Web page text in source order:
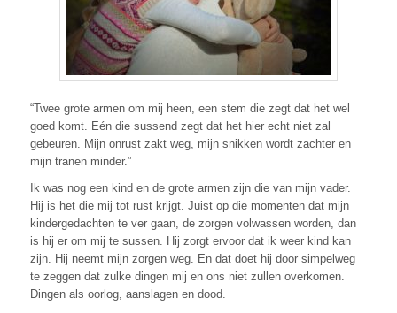
“Twee grote armen om mij heen, een stem die zegt dat het wel
goed komt. Eén die sussend zegt dat het hier echt niet zal
gebeuren. Mijn onrust zakt weg, mijn snikken wordt zachter en
mijn tranen minder.”
Ik was nog een kind en de grote armen zijn die van mijn vader.
Hij is het die mij tot rust krijgt. Juist op die momenten dat mijn
kindergedachten te ver gaan, de zorgen volwassen worden, dan
is hij er om mij te sussen. Hij zorgt ervoor dat ik weer kind kan
zijn. Hij neemt mijn zorgen weg. En dat doet hij door simpelweg
te zeggen dat zulke dingen mij en ons niet zullen overkomen.
Dingen als oorlog, aanslagen en dood.